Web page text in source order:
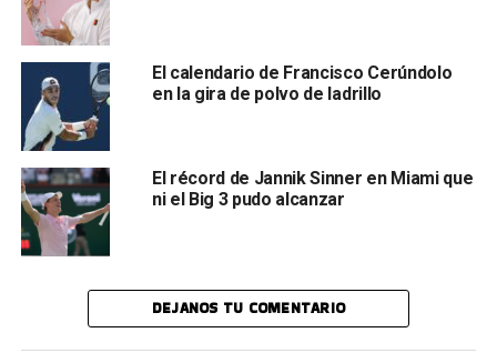
El calendario de Francisco Cerúndolo
en la gira de polvo de ladrillo
El récord de Jannik Sinner en Miami que
ni el Big 3 pudo alcanzar
DEJANOS TU COMENTARIO